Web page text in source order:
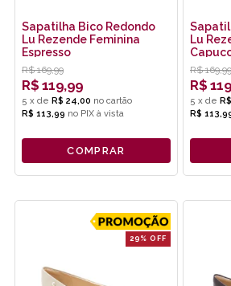
Sapatilha Bico Redondo
Lu Rezende Feminina
Espresso
R$ 169,99
R$ 119,99
5 x de R$ 24,00
R$ 113,99 no PIX
COMPRAR
Lu
R$ 169,99
R$
5 x de
R$
29% OFF